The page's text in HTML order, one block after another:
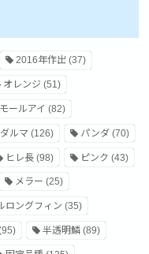
2016年作出 (37)
オレンジ (51)
ールアイ (82)
ダルマ (126) パンダ(70)
ヒレ長 (98) ピンク (43)
メラー (25)
ロングフィン (35)
半透明鱗(89)